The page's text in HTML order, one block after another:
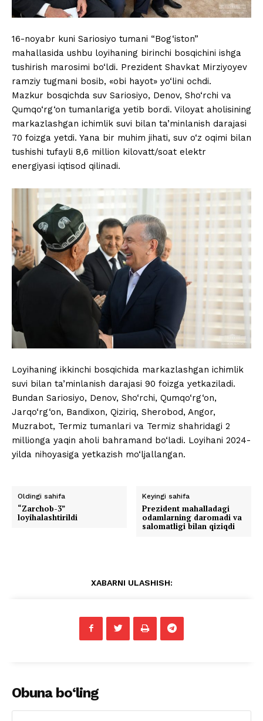
16-noyabr kuni Sariosiyo tumani “Bog‘iston”
mahallasida ushbu loyihaning birinchi bosqichini ishga
tushirish marosimi bo‘ldi. Prezident Shavkat Mirziyoyev
ramziy tugmani bosib, «obi hayot» yo‘lini ochdi.
Mazkur bosqichda suv Sariosiyo, Denov, Sho‘rchi va
Qumqo‘rg‘on tumanlariga yetib bordi. Viloyat aholisining
markazlashgan ichimlik suvi bilan ta’minlanish darajasi
70 foizga yetdi. Yana bir muhim jihati, suv o‘z oqimi bilan
tushishi tufayli 8,6 million kilovatt/soat elektr
energiyasi iqtisod qilinadi.
Loyihaning ikkinchi bosqichida markazlashgan ichimlik
suvi bilan ta’minlanish darajasi 90 foizga yetkaziladi.
Bundan Sariosiyo, Denov, Sho‘rchi, Qumqo‘rg‘on,
Jarqo‘rg‘on, Bandixon, Qiziriq, Sherobod, Angor,
Muzrabot, Termiz tumanlari va Termiz shahridagi 2
millionga yaqin aholi bahramand bo‘ladi. Loyihani 2024-
yilda nihoyasiga yetkazish mo‘ljallangan.
Oldingi sahifa
“Zarchob-3”
loyihalashtirildi
Keyingi sahifa
Prezident mahalladagi
odamlarning daromadi va
salomatligi bilan qiziqdi
XABARNI ULASHISH:
Obuna bo‘ling